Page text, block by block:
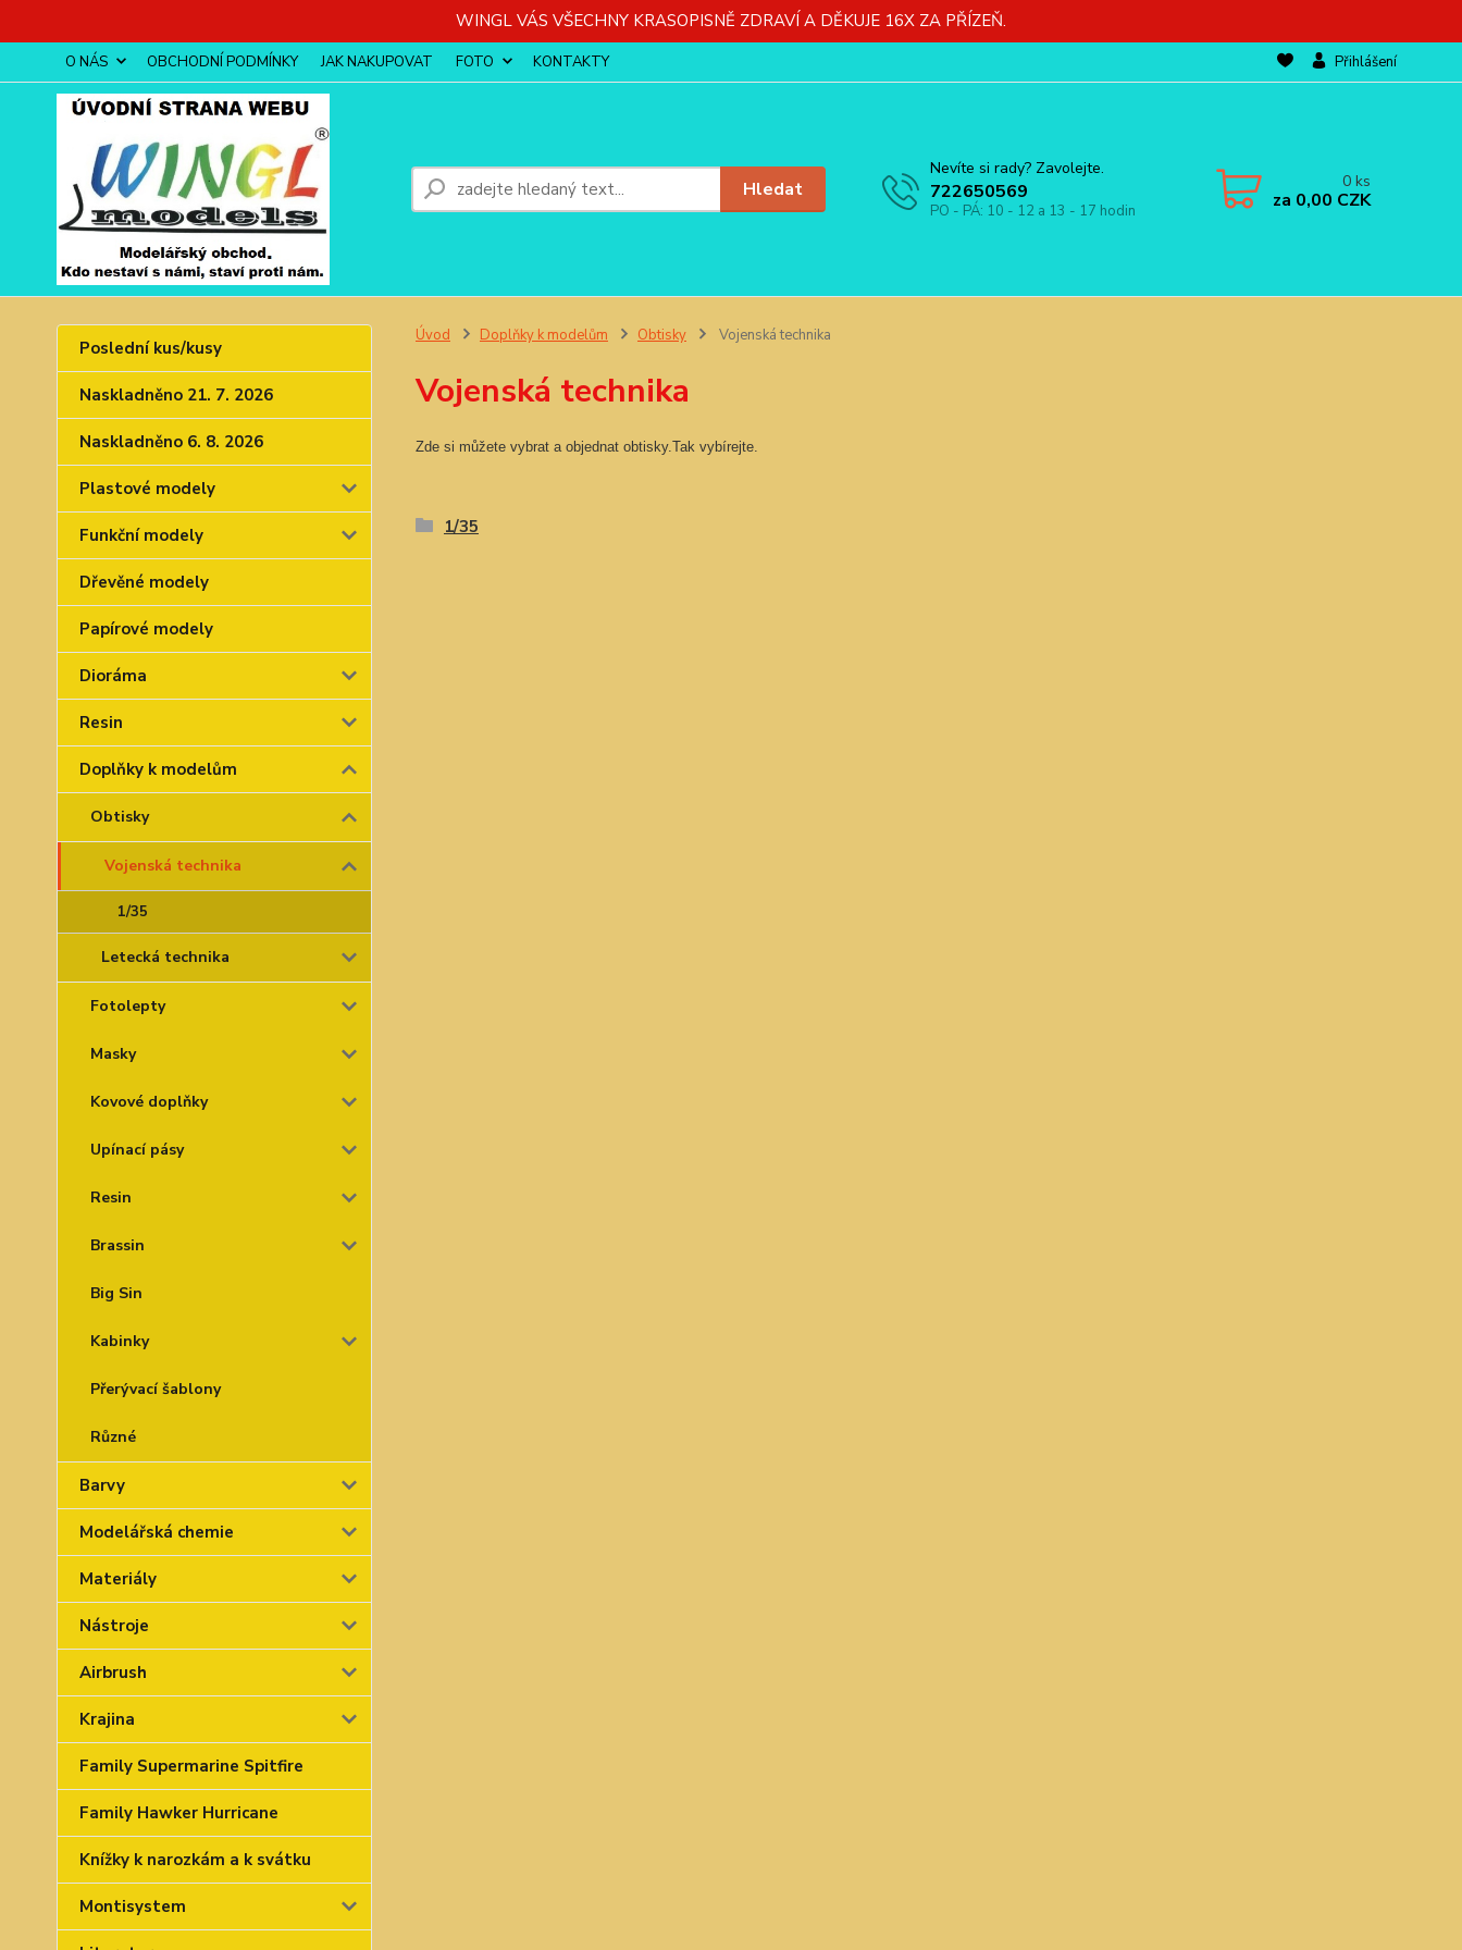
WINGL VÁS VŠECHNY KRASOPISNĚ ZDRAVÍ A DĚKUJE 16X ZA PŘÍZEŇ.
O NÁS OBCHODNÍ PODMÍNKY JAK NAKUPOVAT FOTO KONTAKTY Přihlášení
Hledat
Nevíte si rady? Zavolejte.
722650569
PO - PÁ: 10 - 12 a 13 - 17 hodin
0 ks
za 0,00 CZK
Poslední kus/kusy
Naskladněno 21. 7. 2026
Naskladněno 6. 8. 2026
Plastové modely
Funkční modely
Dřevěné modely
Papírové modely
Dioráma
Resin
Doplňky k modelům
Obtisky
Vojenská technika
1/35
Letecká technika
Fotolepty
Masky
Kovové doplňky
Upínací pásy
Resin
Brassin
Big Sin
Kabinky
Přerývací šablony
Různé
Barvy
Modelářská chemie
Materiály
Nástroje
Airbrush
Krajina
Family Supermarine Spitfire
Family Hawker Hurricane
Knížky k narozkám a k svátku
Montisystem
Úvod Doplňky k modelům Obtisky Vojenská technika
Vojenská technika
Zde si můžete vybrat a objednat obtisky.Tak vybírejte.
1/35